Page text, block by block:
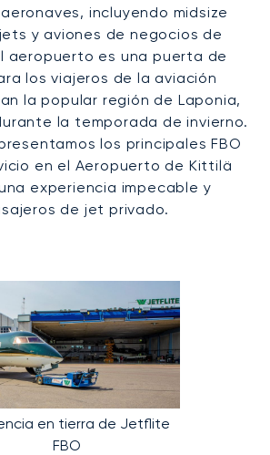
incluyendo midsize
y aviones de negocios de
aeropuerto es una puerta de
los viajeros de la aviación
la popular región de Laponia,
la temporada de invierno.
los principales FBO
en el Aeropuerto de Kittilä
experiencia impecable y
de jet privado.
en tierra de Jetflite
FBO